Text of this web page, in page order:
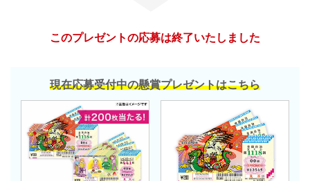
このプレゼントの応募は終了いたしました
現在応募受付中の懸賞プレゼントはこちら